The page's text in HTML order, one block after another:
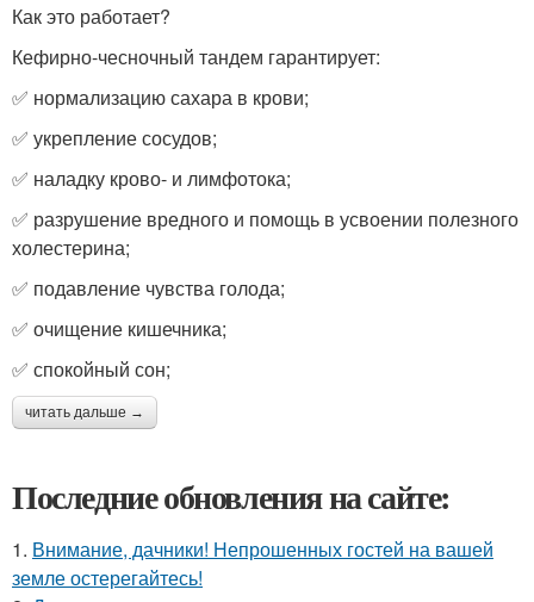
Как это работает?
Кефирно-чесночный тандем гарантирует:
✅ нормализацию сахара в крови;
✅ укрепление сосудов;
✅ наладку крово- и лимфотока;
✅ разрушение вредного и помощь в усвоении полезного
холестерина;
✅ подавление чувства голода;
✅ очищение кишечника;
✅ спокойный сон;
читать дальше →
Последние обновления на сайте:
1. Внимание, дачники! Непрошенных гостей на вашей
земле остерегайтесь!